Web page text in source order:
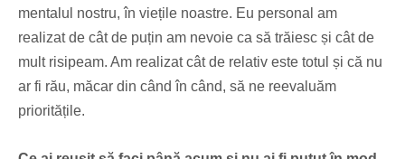
mentalul nostru, în viețile noastre. Eu personal am
realizat de cât de puțin am nevoie ca să trăiesc și cât de
mult risipeam. Am realizat cât de relativ este totul și că nu
ar fi rău, măcar din când în când, să ne reevaluăm
prioritățile.